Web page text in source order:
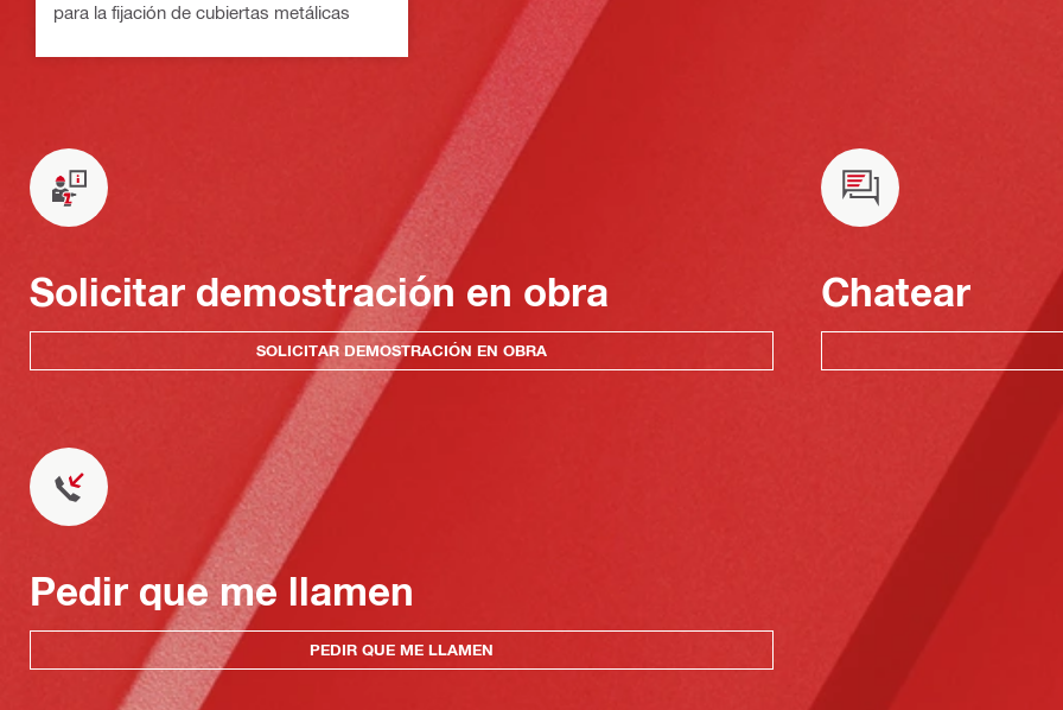
para la fijación de cubiertas metálicas
Solicitar demostración en obra
SOLICITAR DEMOSTRACIÓN EN OBRA
Chatear
Pedir que me llamen
PEDIR QUE ME LLAMEN